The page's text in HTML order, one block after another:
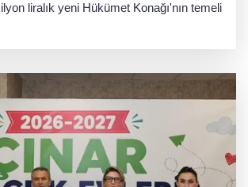
liralık yeni Hükümet Konağı'nın temeli